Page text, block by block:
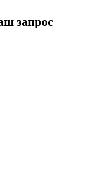
запрос